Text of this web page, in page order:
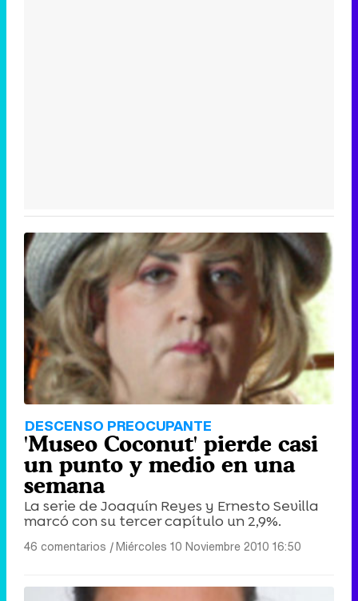
DESCENSO PREOCUPANTE
'Museo Coconut' pierde casi
un punto y medio en una
semana
La serie de Joaquín Reyes y Ernesto Sevilla
marcó con su tercer capítulo un 2,9%.
46 comentarios |Miércoles 10 Noviembre 2010 16:50